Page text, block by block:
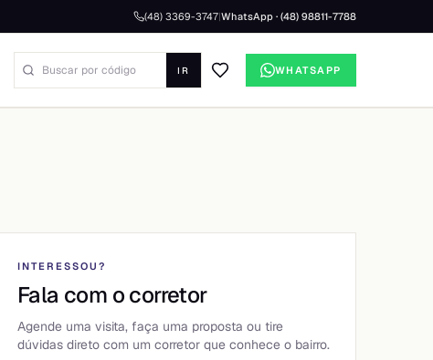
(48) 3369-3747|WhatsApp · (48) 98811-7788
IR WHATSAPP
INTERESSOU?
Fala com o corretor
Agende uma visita, faça uma proposta ou tire
dúvidas direto com um corretor que conhece o bairro.